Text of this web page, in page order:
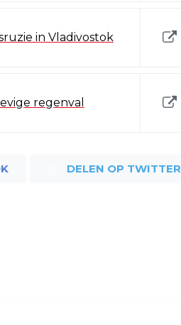
in Vladivostok
regenval
DELEN OP TWITTER